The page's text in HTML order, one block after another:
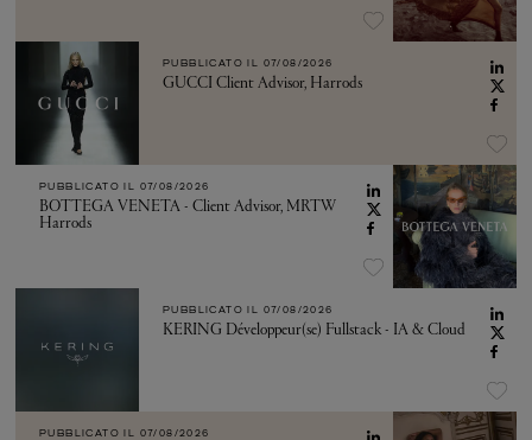
PUBBLICATO IL 07/08/2026
GUCCI Client Advisor, Harrods
PUBBLICATO IL 07/08/2026
BOTTEGA VENETA - Client Advisor, MRTW
Harrods
PUBBLICATO IL 07/08/2026
KERING Développeur(se) Fullstack - IA & Cloud
PUBBLICATO IL 07/08/2026